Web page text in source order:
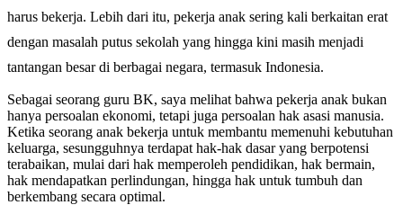
harus bekerja. Lebih dari itu, pekerja anak sering kali berkaitan erat
dengan masalah putus sekolah yang hingga kini masih menjadi
tantangan besar di berbagai negara, termasuk Indonesia.
Sebagai seorang guru BK, saya melihat bahwa pekerja anak bukan
hanya persoalan ekonomi, tetapi juga persoalan hak asasi manusia.
Ketika seorang anak bekerja untuk membantu memenuhi kebutuhan
keluarga, sesungguhnya terdapat hak-hak dasar yang berpotensi
terabaikan, mulai dari hak memperoleh pendidikan, hak bermain,
hak mendapatkan perlindungan, hingga hak untuk tumbuh dan
berkembang secara optimal.